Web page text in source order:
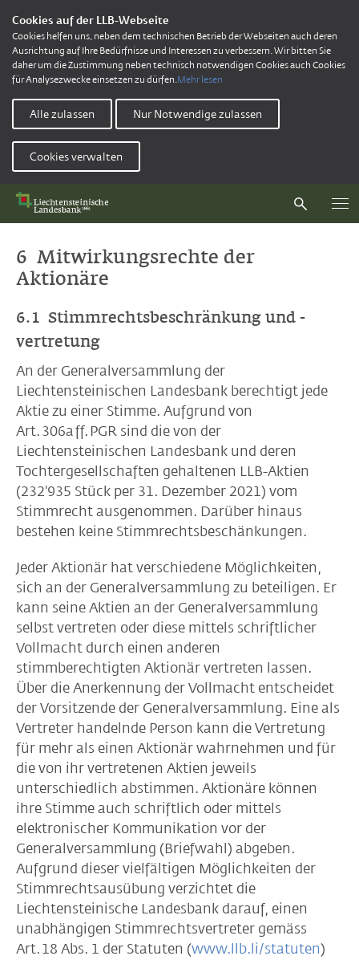
Cookies auf der LLB-Webseite
Cookies helfen uns, neben dem technischen Betrieb der Webseiten auch deren
Ausrichtung auf Ihre Bedürfnisse und Interessen zu verbessern. Wir bitten Sie
daher um die Zustimmung neben technisch notwendigen Cookies auch Cookies
für Analysezwecke einsetzen zu dürfen.Mehr lesen
Alle zulassen Nur Notwendige zulassen
Cookies verwalten
6 Mitwirkungsrechte der
Aktionäre
6.1 Stimmrechtsbeschränkung und -
vertretung
An der Generalversammlung der
Liechtensteinischen Landesbank berechtigt jede
Aktie zu einer Stimme. Aufgrund von
Art. 306a ff. PGR sind die von der
Liechtensteinischen Landesbank und deren
Tochtergesellschaften gehaltenen LLB-Aktien
(232'935 Stück per 31. Dezember 2021) vom
Stimmrecht ausgenommen. Darüber hinaus
bestehen keine Stimmrechtsbeschänkungen.
Jeder Aktionär hat verschiedene Möglichkeiten,
sich an der Generalversammlung zu beteiligen. Er
kann seine Aktien an der Generalversammlung
selbst vertreten oder diese mittels schriftlicher
Vollmacht durch einen anderen
stimmberechtigten Aktionär vertreten lassen.
Über die Anerkennung der Vollmacht entscheidet
der Vorsitzende der Generalversammlung. Eine als
Vertreter handelnde Person kann die Vertretung
für mehr als einen Aktionär wahrnehmen und für
die von ihr vertretenen Aktien jeweils
unterschiedlich abstimmen. Aktionäre können
ihre Stimme auch schriftlich oder mittels
elektronischer Kommunikation vor der
Generalversammlung (Briefwahl) abgeben.
Aufgrund dieser vielfältigen Möglichkeiten der
Stimmrechtsausübung verzichtet die
Liechtensteinische Landesbank darauf, einen
unabhängigen Stimmrechtsvertreter gemäss
Art. 18 Abs. 1 der Statuten (www.llb.li/statuten)